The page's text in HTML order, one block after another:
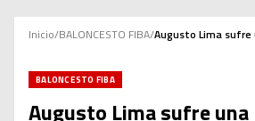
Inicio/BALONCESTO FIBA/Augusto Lima
BALONCESTO FIBA
Augusto Lima sufre